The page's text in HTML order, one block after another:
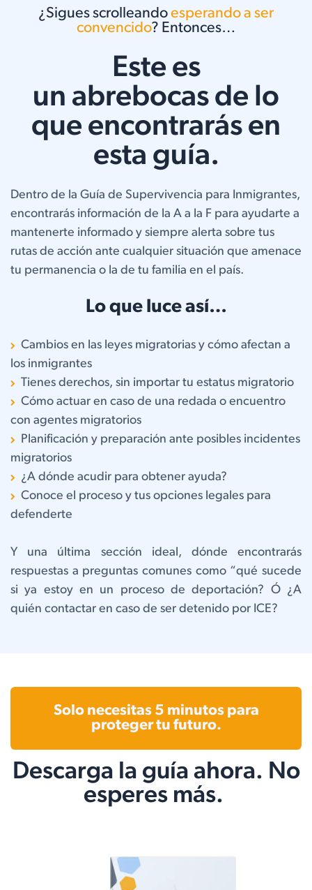
¿Sigues scrolleandoesperando a ser
convencido? Entonces…
Este es
un abrebocas de lo
que encontrarás en
esta guía.
Dentro de la Guía de Supervivencia para Inmigrantes,
encontrarás información de la A a la F para ayudarte a
mantenerte informado y siempre alerta sobre tus
rutas de acción ante cualquier situación que amenace
tu permanencia o la de tu familia en el país.
Lo que luce así…
Cambios en las leyes migratorias y cómo afectan a
los inmigrantes
Tienes derechos, sin importar tu estatus migratorio
Cómo actuar en caso de una redada o encuentro
con agentes migratorios
Planificación y preparación ante posibles incidentes
migratorios
¿A dónde acudir para obtener ayuda?
Conoce el proceso y tus opciones legales para
defenderte
Y una última sección ideal, dónde encontrarás
respuestas a preguntas comunes como “qué sucede
si ya estoy en un proceso de deportación? Ó ¿A
quién contactar en caso de ser detenido por ICE?
Solo necesitas 5 minutos para
proteger tu futuro.
Descarga la guía ahora. No
esperes más.